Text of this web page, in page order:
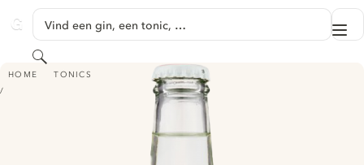
GINVENTORY
Vind een gin, een tonic, …
Zoeken
HOME TONICS
EKOBRYGGERIET NORDIC TONIC RHUBARB / RABARBER